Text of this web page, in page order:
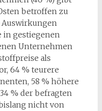
betroffen zu
in gestiegenen
Unternehmen
als
64 % teurere
58 % höhere
% der befragten
nicht von